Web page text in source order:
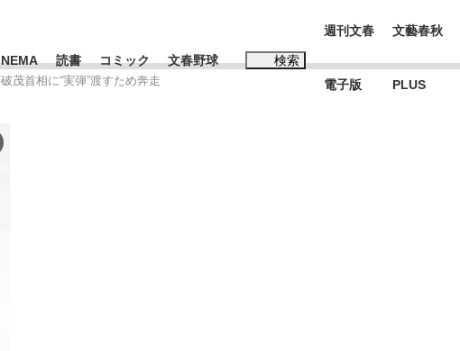
読書 コミック 文春野球 検索
週刊文春
電子版
文藝春秋
PLUS
茂首相に“実弾”渡すため奔走